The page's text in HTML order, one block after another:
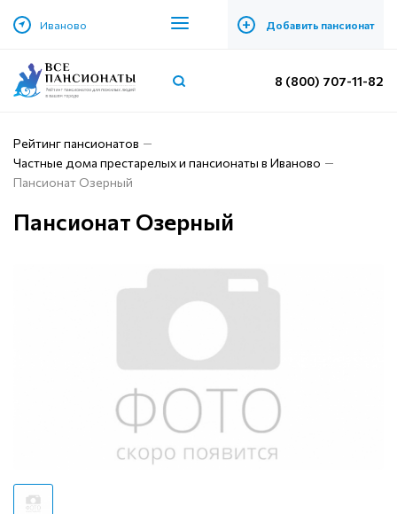
Иваново + Добавить пансионат
8 (800) 707-11-82
Рейтинг пансионатов
Частные дома престарелых и пансионаты в Иваново
Пансионат Озерный
Пансионат Озерный